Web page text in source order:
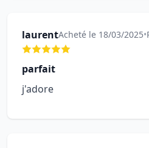
laurentAcheté le 18/03/2025•
parfait
j'adore